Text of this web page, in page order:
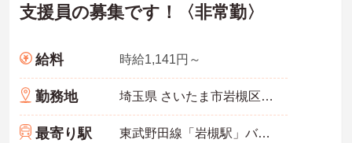
支援員の募集です！〈非常勤〉
給料 時給1,141円～
勤務地 埼玉県 さいたま市岩槻区 谷下1番1
最寄り駅 東武野田線「岩槻駅」バス・車5分